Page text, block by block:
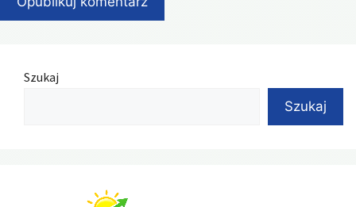
Szukaj
Szukaj